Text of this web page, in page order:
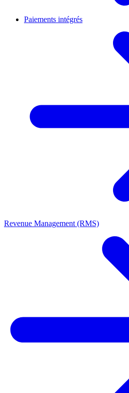
Paiements intégrés
Revenue Management (RMS)